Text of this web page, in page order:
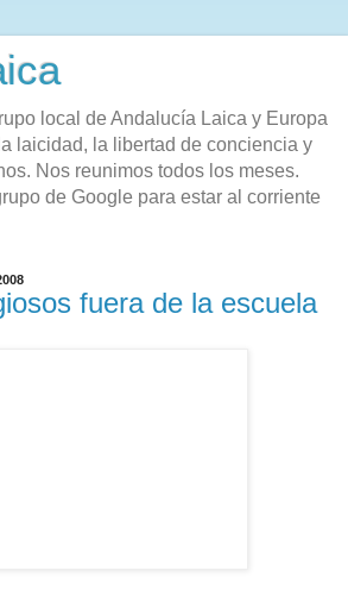
local de Andalucía Laica y Europa
laicidad, la libertad de conciencia y
Nos reunimos todos los meses.
de Google para estar al corriente
fuera de la escuela